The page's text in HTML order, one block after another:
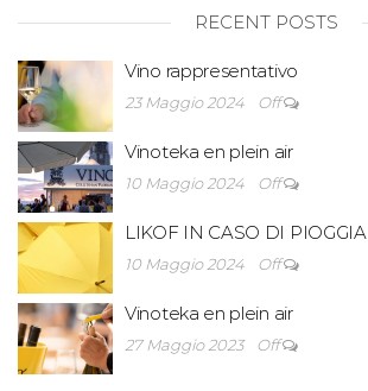
RECENT POSTS
Vino rappresentativo
23 Maggio 2024 Off
Vinoteka en plein air
10 Maggio 2024 Off
LIKOF IN CASO DI PIOGGIA
10 Maggio 2024 Off
Vinoteka en plein air
27 Maggio 2023 Off